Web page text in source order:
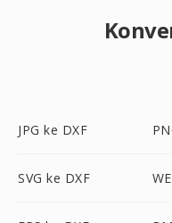
JPG ke DXF
SVG ke DXF